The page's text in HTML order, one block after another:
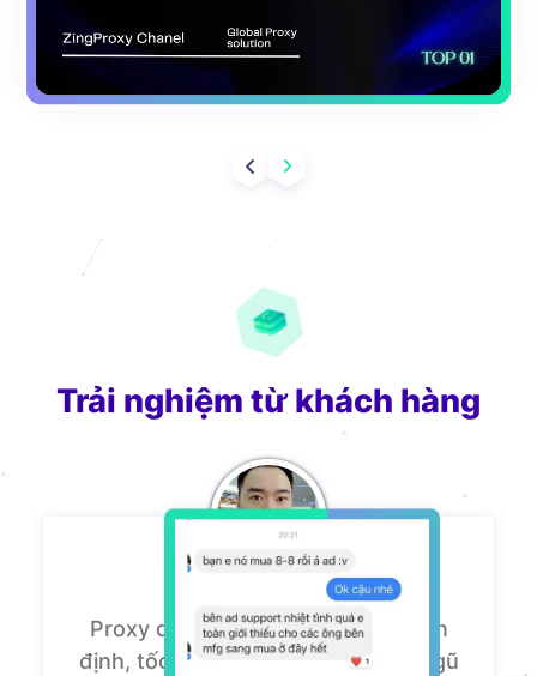
Trải nghiệm từ khách hàng
Proxy dân cư của ZingProxy rất ổn
định, tốc độ nhanh. Đặc biệt, đội ngũ